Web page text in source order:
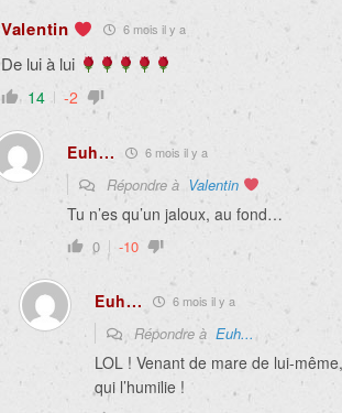
Valentin 6 mois il y a
De lui à lui
14 -2
Euh... 6 mois il y a
Répondre à Valentin
Tu n’es qu’un jaloux, au fond…
0 -10
Euh... 6 mois il y a
Répondre à Euh...
LOL ! Venant de mare de lui-
qui l’humilie !